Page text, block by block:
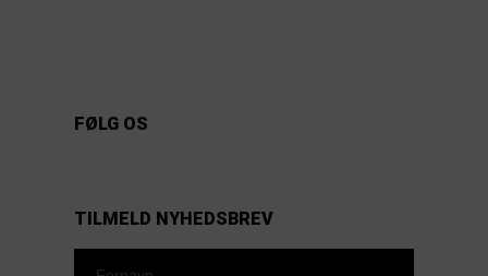
FØLG OS
TILMELD NYHEDSBREV